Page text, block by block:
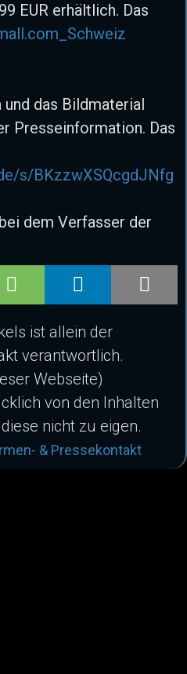
EUR erhältlich. Das
das Bildmaterial
Presseinformation. Das
s/BKzzwXSQcgdJNfg
dem Verfasser der
ist allein der
verantwortlich.
Webseite)
von den Inhalten
nicht zu eigen.
& Pressekontakt